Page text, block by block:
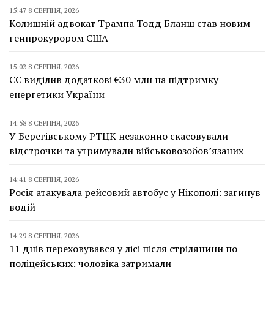
15:47 8 СЕРПНЯ, 2026
Колишній адвокат Трампа Тодд Бланш став новим
генпрокурором США
15:02 8 СЕРПНЯ, 2026
ЄС виділив додаткові €30 млн на підтримку
енергетики України
14:58 8 СЕРПНЯ, 2026
У Берегівському РТЦК незаконно скасовували
відстрочки та утримували військовозобов’язаних
14:41 8 СЕРПНЯ, 2026
Росія атакувала рейсовий автобус у Нікополі: загинув
водій
14:29 8 СЕРПНЯ, 2026
11 днів переховувався у лісі після стрілянини по
поліцейських: чоловіка затримали